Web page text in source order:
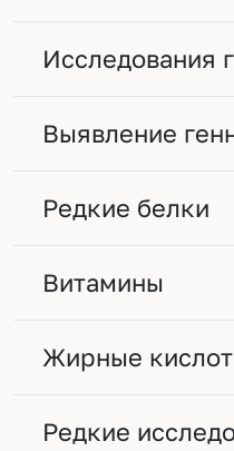
Исследования
Выявление
Редкие белки
Витамины
Жирные
Редкие